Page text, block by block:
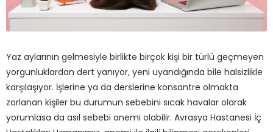
Yaz aylarının gelmesiyle birlikte birçok kişi bir türlü geçmeyen
yorgunluklardan dert yanıyor, yeni uyandığında bile halsizlikle
karşılaşıyor. İşlerine ya da derslerine konsantre olmakta
zorlanan kişiler bu durumun sebebini sıcak havalar olarak
yorumlasa da asıl sebebi anemi olabilir. Avrasya Hastanesi İç